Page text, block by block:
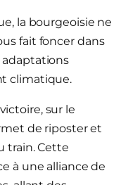
la bourgeoisie ne
fait foncer dans
climatique.
sur le
de riposter et
train. Cette
à une alliance de